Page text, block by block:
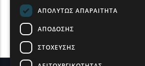
ΑΠΟΛΎΤΩΣ ΑΠΑΡΑΊΤΗΤΑ
ΑΠΌΔΟΣΗΣ
ΣΤΌΧΕΥΣΗΣ